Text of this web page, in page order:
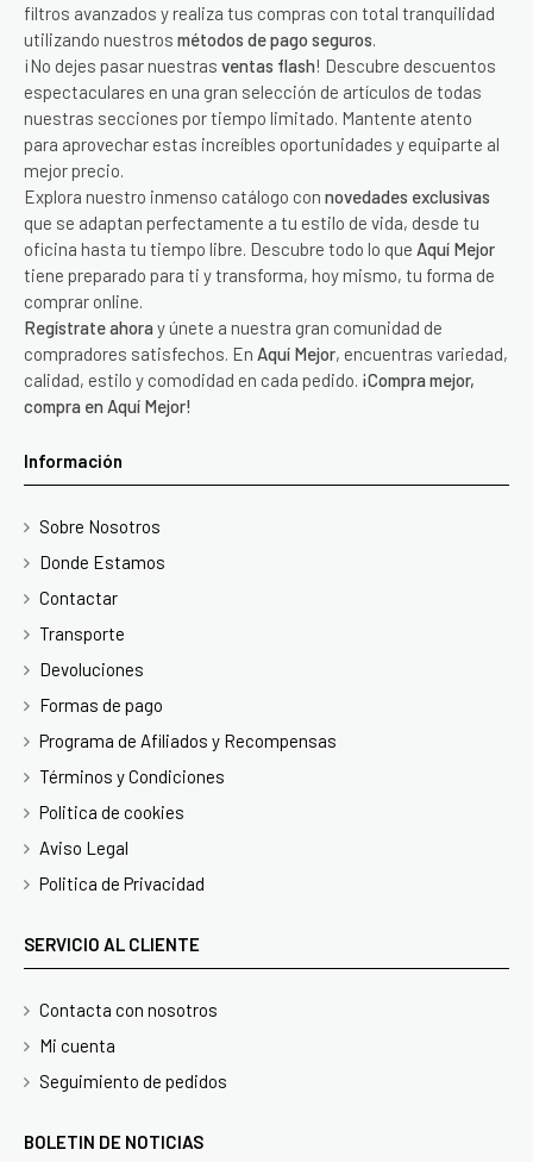
filtros avanzados y realiza tus compras con total tranquilidad
utilizando nuestros métodos de pago seguros.
¡No dejes pasar nuestras ventas flash! Descubre descuentos
espectaculares en una gran selección de artículos de todas
nuestras secciones por tiempo limitado. Mantente atento
para aprovechar estas increíbles oportunidades y equiparte al
mejor precio.
Explora nuestro inmenso catálogo con novedades exclusivas
que se adaptan perfectamente a tu estilo de vida, desde tu
oficina hasta tu tiempo libre. Descubre todo lo que Aquí Mejor
tiene preparado para ti y transforma, hoy mismo, tu forma de
comprar online.
Regístrate ahora y únete a nuestra gran comunidad de
compradores satisfechos. En Aquí Mejor, encuentras variedad,
calidad, estilo y comodidad en cada pedido. ¡Compra mejor,
compra en Aquí Mejor!
Información
Sobre Nosotros
Donde Estamos
Contactar
Transporte
Devoluciones
Formas de pago
Programa de Afiliados y Recompensas
Términos y Condiciones
Politica de cookies
Aviso Legal
Politica de Privacidad
SERVICIO AL CLIENTE
Contacta con nosotros
Mi cuenta
Seguimiento de pedidos
BOLETIN DE NOTICIAS